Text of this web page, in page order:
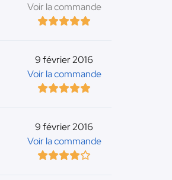
Voir la commande
9 février 2016
Voir la commande
9 février 2016
Voir la commande